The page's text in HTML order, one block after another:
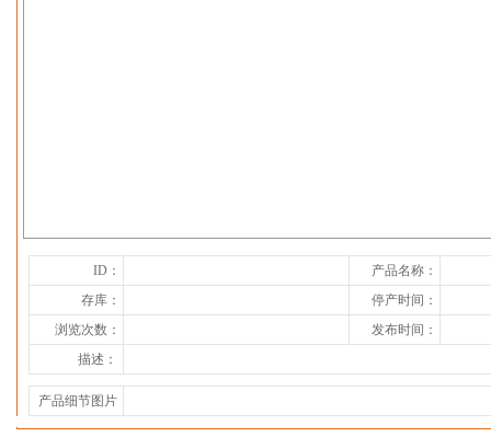
ID：
产品名称：
存库：
停产时间：
浏览次数：
发布时间：
描述：
产品细节图片